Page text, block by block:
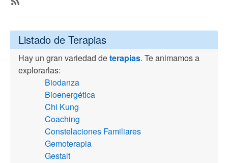
Kinesiologia
Listado de Terapias
Hay un gran variedad deterapias. Te animamos a
explorarlas:
Biodanza
Bioenergética
Chi Kung
Coaching
Constelaciones Familiares
Gemoterapia
Gestalt